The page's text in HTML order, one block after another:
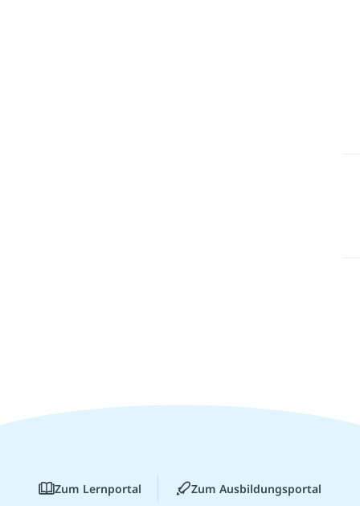
Zum Lernportal Zum Ausbildungsportal